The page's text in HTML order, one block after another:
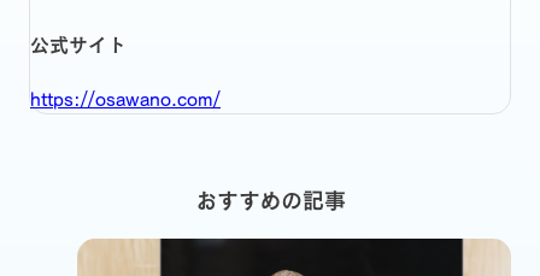
公式サイト
https://osawano.com/
おすすめの記事